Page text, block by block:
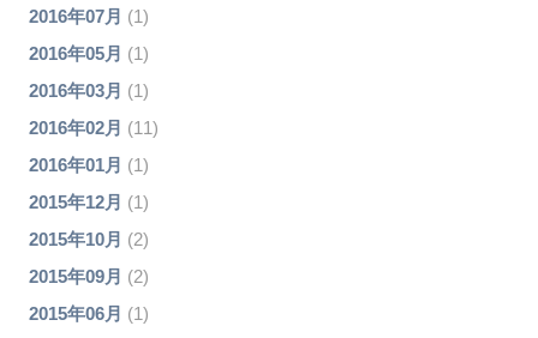
2016年07月 (1)
2016年05月 (1)
2016年03月 (1)
2016年02月 (11)
2016年01月 (1)
2015年12月 (1)
2015年10月 (2)
2015年09月 (2)
2015年06月 (1)